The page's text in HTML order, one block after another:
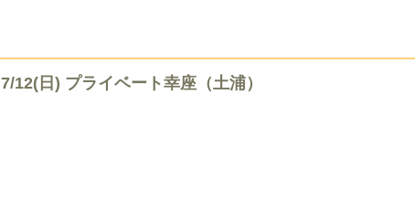
7/12(日) プライベート幸座（土浦）